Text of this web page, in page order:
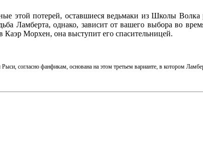
этой потерей, оставшиеся ведьмаки из Школы Волка
Ламберта, однако, зависит от вашего выбора во
Каэр Морхен, она выступит его спасительницей.
согласно фанфикам, основана на этом третьем варианте, в котором